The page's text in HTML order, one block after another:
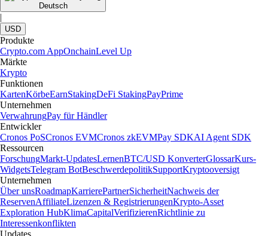
Deutsch
|
USD
Produkte
Crypto.com AppOnchainLevel Up
Märkte
Krypto
Funktionen
KartenKörbeEarnStakingDeFi StakingPayPrime
Unternehmen
VerwahrungPay für Händler
Entwickler
Cronos PoSCronos EVMCronos zkEVMPay SDKAI Agent SDK
Ressourcen
ForschungMarkt-UpdatesLernenBTC/USD KonverterGlossarKurs-
WidgetsTelegram BotBeschwerdepolitikSupportKryptooversigt
Unternehmen
Über unsRoadmapKarrierePartnerSicherheitNachweis der
ReservenAffiliateLizenzen & RegistrierungenKrypto-Asset
Exploration HubKlimaCapitalVerifizierenRichtlinie zu
Interessenkonflikten
Updates